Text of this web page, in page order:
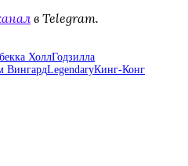
в Telegram.
ХоллГодзилла
ВингардLegendaryКинг-Конг